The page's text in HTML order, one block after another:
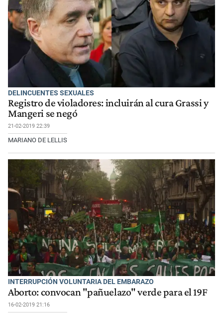
DELINCUENTES SEXUALES
Registro de violadores: incluirán al cura Grassi y
Mangeri se negó
21-02-2019 22:39
MARIANO DE LELLIS
INTERRUPCIÓN VOLUNTARIA DEL EMBARAZO
Aborto: convocan "pañuelazo" verde para el 19F
16-02-2019 21:16